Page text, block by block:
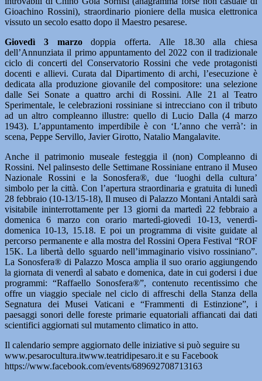
Gioachino Rossini), straordinario pioniere della musica elettronica
vissuto un secolo esatto dopo il Maestro pesarese.
Giovedì 3 marzodoppia offerta. Alle 18.30 alla chiesa
dell’Annunziata il primo appuntamento del 2022 con il tradizionale
ciclo di concerti del Conservatorio Rossini che vede protagonisti
docenti e allievi. Curata dal Dipartimento di archi, l’esecuzione è
dedicata alla produzione giovanile del compositore: una selezione
dalle Sei Sonate a quattro archi di Rossini. Alle 21 al Teatro
Sperimentale, le celebrazioni rossiniane si intrecciano con il tributo
ad un altro compleanno illustre: quello di Lucio Dalla (4 marzo
1943). L’appuntamento imperdibile è con ‘L’anno che verrà’: in
scena, Peppe Servillo, Javier Girotto, Natalio Mangalavite.
Anche il patrimonio museale festeggia il (non) Compleanno di
Rossini. Nel palinsesto delle Settimane Rossiniane entrano il Museo
Nazionale Rossini e la Sonosfera®, due ‘luoghi della cultura’
simbolo per la città. Con l’apertura straordinaria e gratuita di lunedì
28 febbraio (10-13/15-18), Il museo di Palazzo Montani Antaldi sarà
visitabile ininterrottamente per 13 giorni da martedì 22 febbraio a
domenica 6 marzo con orario martedì-giovedì 10-13, venerdì-
domenica 10-13, 15.18. E poi un programma di visite guidate al
percorso permanente e alla mostra del Rossini Opera Festival “ROF
15K. La libertà dello sguardo nell’immaginario visivo rossiniano”.
La Sonosfera® di Palazzo Mosca amplia il suo orario aggiungendo
la giornata di venerdì al sabato e domenica, date in cui godersi i due
programmi: “Raffaello Sonosfera®”, contenuto recentissimo che
offre un viaggio speciale nel ciclo di affreschi della Stanza della
Segnatura dei Musei Vaticani e “Frammenti di Estinzione”, i
paesaggi sonori delle foreste primarie equatoriali affiancati dai dati
scientifici aggiornati sul mutamento climatico in atto.
Il calendario sempre aggiornato delle iniziative si può seguire su
www.pesarocultura.itwww.teatridipesaro.it e su Facebook
https://www.facebook.com/events/689692708713163